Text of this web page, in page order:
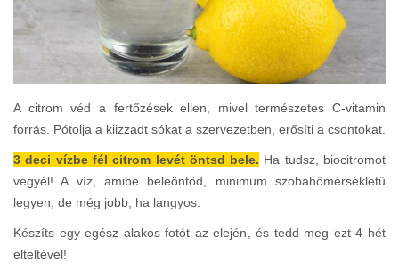
A citrom véd a fertőzések ellen, mivel természetes C-vitamin
forrás. Pótolja a kiizzadt sókat a szervezetben, erősíti a csontokat.
3 deci vízbe fél citrom levét öntsd bele. Ha tudsz, biocitromot
vegyél! A víz, amibe beleöntöd, minimum szobahőmérsékletű
legyen, de még jobb, ha langyos.
Készíts egy egész alakos fotót az elején, és tedd meg ezt 4 hét
elteltével!